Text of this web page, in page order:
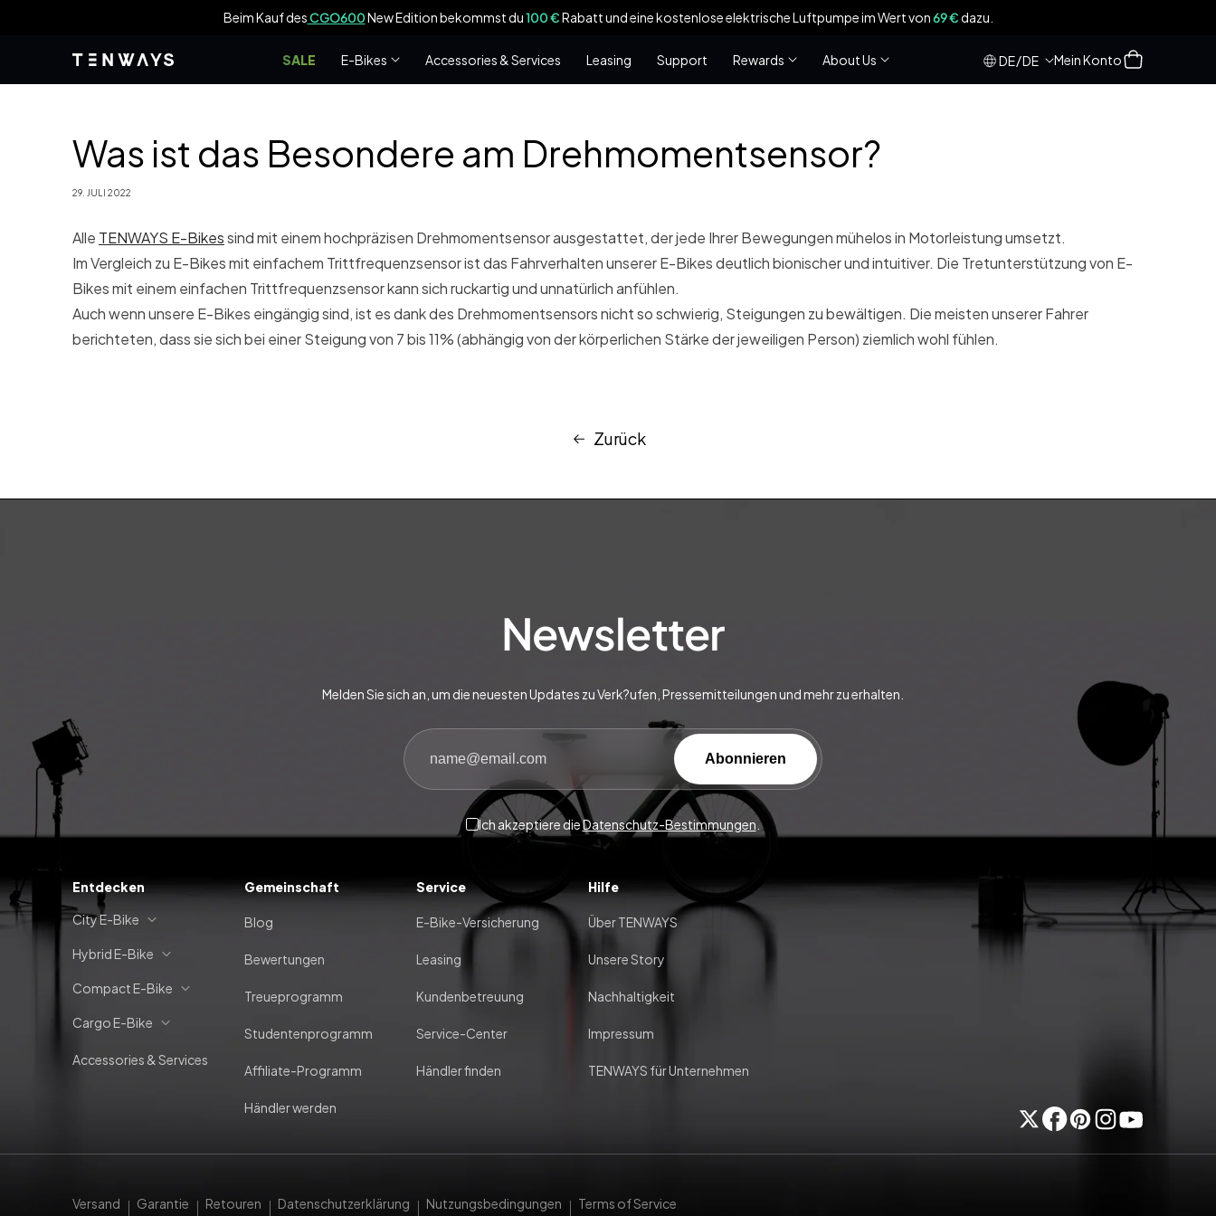
100 €Rabatt und ein kostenloser Heckgepäckträger im Wert von 59 € beim Kauf des
SALE E-Bikes Accessories & Services Leasing Support Rewards About Us DE/DE Mein Konto
EinloggenWarenkorb
Was ist das Besondere am Drehmomentsensor?
29. JULI 2022
Alle TENWAYS E-Bikessind mit einem hochpräzisen Drehmomentsensor ausgestattet, der jede Ihrer Bewegungen mühelos in Motorleistung umsetzt.
Im Vergleich zu E-Bikes mit einfachem Trittfrequenzsensor ist das Fahrverhalten unserer E-Bikes deutlich bionischer und intuitiver. Die Tretunterstützung von E-
Bikes mit einem einfachen Trittfrequenzsensor kann sich ruckartig und unnatürlich anfühlen.
Auch wenn unsere E-Bikes eingängig sind, ist es dank des Drehmomentsensors nicht so schwierig, Steigungen zu bewältigen. Die meisten unserer Fahrer
berichteten, dass sie sich bei einer Steigung von 7 bis 11% (abhängig von der körperlichen Stärke der jeweiligen Person) ziemlich wohl fühlen.
Zurück
Newsletter
Melden Sie sich an, um die neuesten Updates zu Verk?ufen, Pressemitteilungen und mehr zu erhalten.
Abonnieren
Ich akzeptiere dieDatenschutz-Bestimmungen .
Entdecken
City E-Bike
Hybrid E-Bike
Compact E-Bike
Cargo E-Bike
Accessories & Services
Gemeinschaft
Blog
Bewertungen
Treueprogramm
Studentenprogramm
Affiliate-Programm
Händler werden
Service
E-Bike-Versicherung
Leasing
Kundenbetreuung
Service-Center
Händler finden
Hilfe
Über TENWAYS
Unsere Story
Nachhaltigkeit
Impressum
TENWAYS für Unternehmen
TwitterFacebook
PinterestInstagram
Youtube
Versand Garantie Retouren Datenschutzerklärung Nutzungsbedingungen Terms of Service